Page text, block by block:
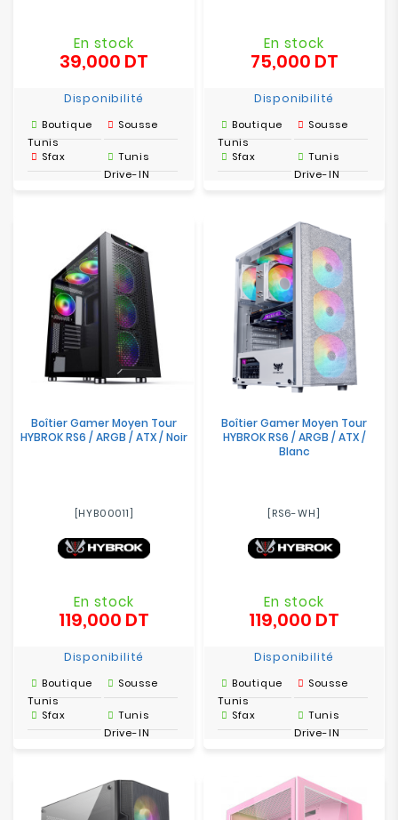
En stock
39,000 DT
Disponibilité
Boutique
Tunis
Sousse
Sfax
Tunis
Drive-IN
En stock
75,000 DTPrix
Disponibilité
Boutique
Tunis
Sousse
Sfax
Tunis
Drive-IN
Boîtier Gamer Moyen Tour
HYBROK RS6 / ARGB / ATX / Noir
[HYB00011]
En stock
119,000 DT
Disponibilité
Boutique
Tunis
Sousse
Sfax
Tunis
Drive-IN
Boîtier Gamer Moyen Tour
HYBROK RS6 / ARGB / ATX /
Blanc
[RS6-WH]
En stock
119,000 DT
Disponibilité
Boutique
Tunis
Sousse
Sfax
Tunis
Drive-IN